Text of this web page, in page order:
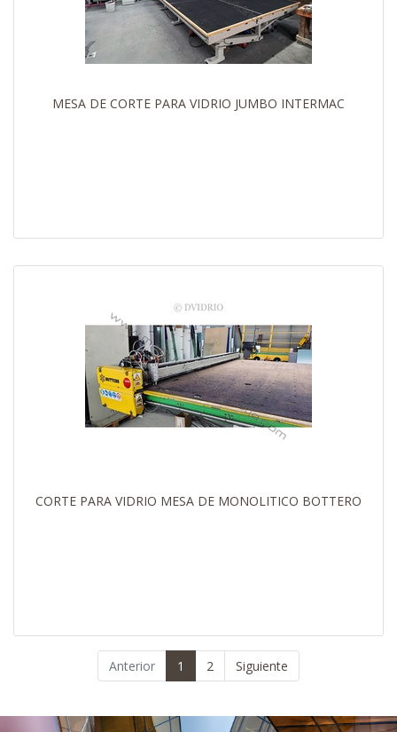
MESA DE CORTE PARA VIDRIO JUMBO INTERMAC
CORTE PARA VIDRIO MESA DE MONOLITICO BOTTERO
Anterior 1 2 Siguiente